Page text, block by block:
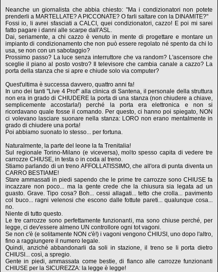
Neanche un giornalista che abbia chiesto: "Ma i condizionatori non potete
prenderli a MARTELLATE? A PICCONATE? O farli saltare con la DINAMITE?"
Fossi io, li avrei sfasciati a CALCI, quei condizionatori, cazzo! E poi mi sarei
fatto pagare i danni alle scarpe dall'ASL.
Dai, seriamente, a chi cazzo è venuto in mente di progettare e montare un
impianto di condizionamento che non può essere regolato né spento da chi lo
usa, se non con un sabotaggio?
Prossimo passo? La luce senza interruttore che va random? L'ascensore che
sceglie il piano al posto vostro? Il televisore che cambia canale a cazzo? La
porta della stanza che si apre e chiude solo via computer?
Quest'ultima è successa davvero, quattro anni fa!
In uno dei tanti "Live 4 Prof" alla clinica di Santena, il personale della struttura
non era in grado di CHIUDERE la porta di una stanza (non chiudere a chiave,
semplicemente accostarla!) perché la porta era elettronica e non si
ricordavano quale fosse il comando. Per questo, ci hanno poi spiegato, NON
ci volevano lasciare suonare nella stanza: LORO non erano mentalmente in
grado di chiudere una porta!
Poi abbiamo suonato lo stesso... per fortuna.
Naturalmente, la parte del leone la fa Trenitalia!
Sul regionale Torino-Milano (e viceversa), molto spesso capita di vedere tre
carrozze CHIUSE, in testa o in coda al treno.
Stiamo parlando di un treno AFFOLLATISSIMO, che all'ora di punta diventa un
CARRO BESTIAME!
Stare ammassati in piedi sapendo che le prime tre carrozze sono CHIUSE fa
incazzare non poco... ma la gente crede che la chiusura sia legata ad un
guasto. Grave. Tipo cosa? Boh... cessi allagati... tetto che crolla... pavimento
col buco... ragni velenosi che escono dalle fottute pareti... qualunque cosa...
no.
Niente di tutto questo.
Le tre carrozze sono perfettamente funzionanti, ma sono chiuse perché, per
legge, ci dev'essere almeno UN controllore ogni tot vagoni.
Se non c'è (e solitamente NON c'è!) i vagoni vengono CHIUSI, uno dopo l'altro,
fino a raggiungere il numero legale.
Quindi, anziché abbandonarli da soli in stazione, il treno se li porta dietro
CHIUSI... così, a spregio.
Gente in piedi, ammassata come bestie, di fianco alle carrozze funzionanti
CHIUSE per la SICUREZZA: la legge è legge!